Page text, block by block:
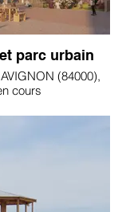
parc urbain
(84000),
cours